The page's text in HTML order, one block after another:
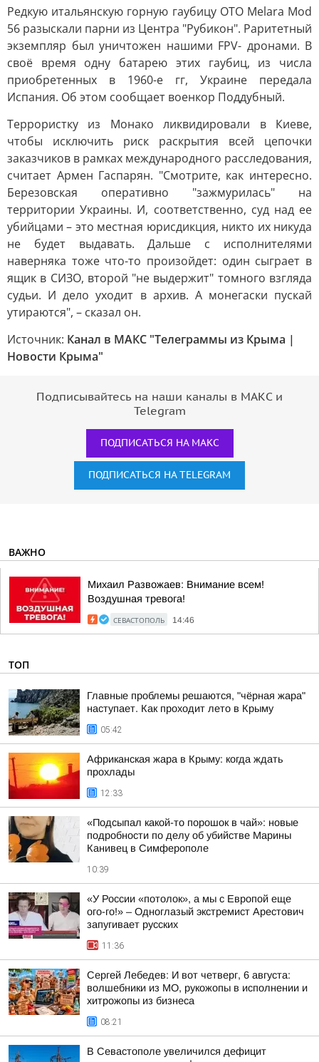
Редкую итальянскую горную гаубицу OTO Melara Mod
56 разыскали парни из Центра "Рубикон". Раритетный
экземпляр был уничтожен нашими FPV- дронами. В
своё время одну батарею этих гаубиц, из числа
приобретенных в 1960-е гг, Украине передала
Испания. Об этом сообщает военкор Поддубный.
Террористку из Монако ликвидировали в Киеве,
чтобы исключить риск раскрытия всей цепочки
заказчиков в рамках международного расследования,
считает Армен Гаспарян. "Смотрите, как интересно.
Березовская оперативно "зажмурилась" на
территории Украины. И, соответственно, суд над ее
убийцами – это местная юрисдикция, никто их никуда
не будет выдавать. Дальше с исполнителями
наверняка тоже что-то произойдет: один сыграет в
ящик в СИЗО, второй "не выдержит" томного взгляда
судьи. И дело уходит в архив. А монегаски пускай
утираются", – сказал он.
Источник: Канал в МАКС "Телеграммы из Крыма |
Новости Крыма"
Подписывайтесь на наши каналы в МАКС и
Telegram
ПОДПИСАТЬСЯ НА МАКС
ПОДПИСАТЬСЯ НА TELEGRAM
ВАЖНО
Михаил Развожаев: Внимание всем!
Воздушная тревога!
СЕВАСТОПОЛЬ 14:46
ТОП
Главные проблемы решаются, "чёрная жара"
наступает. Как проходит лето в Крыму
05:42
Африканская жара в Крыму: когда ждать
прохлады
12:33
«Подсыпал какой-то порошок в чай»: новые
подробности по делу об убийстве Марины
Канивец в Симферополе
10:39
«У России «потолок», а мы с Европой еще
ого-го!» – Одноглазый экстремист Арестович
запугивает русских
11:36
Сергей Лебедев: И вот четверг, 6 августа:
волшебники из МО, рукожопы в исполнении и
хитрожопы из бизнеса
08:21
В Севастополе увеличился дефицит